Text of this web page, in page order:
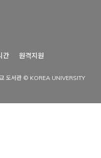
간 원격지원
도서관 © KOREA UNIVERSITY